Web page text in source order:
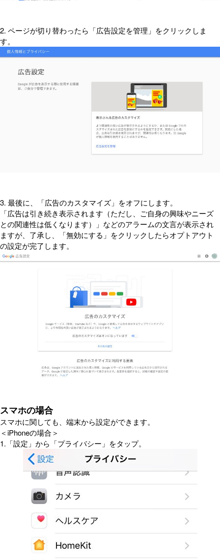
2. ページが切り替わったら「広告設定を管理」をクリックしま
す。
3. 最後に、「広告のカスタマイズ」をオフにします。
「広告は引き続き表示されます（ただし、ご自身の興味やニーズ
との関連性は低くなります）」などのアラームの文言が表示され
ますが、了承し、「無効にする」をクリックしたらオプトアウト
の設定が完了します。
スマホの場合
スマホに関しても、端末から設定ができます。
＜iPhoneの場合＞
1.「設定」から「プライバシー」をタップ。